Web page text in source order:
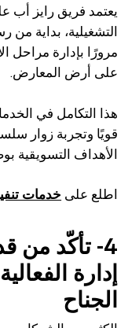
يعتمد فريق رايز أب
التشغيلية، بداية من
مرورًا بإدارة مراحل
على أرض المعارض.
هذا التكامل في
قويًا وتجربة زوار
الأهداف التسويقية
اطلع علىخدمات
4- تأكّد من
إدارة
الجناح